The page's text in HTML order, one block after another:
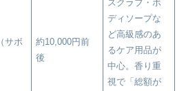
（サボ
約10,000円前
後
スクラブ・ボ
ディソープな
ど高級感のあ
るケア用品が
中心。香り重
視で「総額が